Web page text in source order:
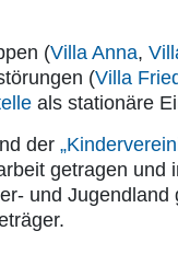
(Villa Anna,
(Villa
als stationäre
der
getragen
und Jugendland